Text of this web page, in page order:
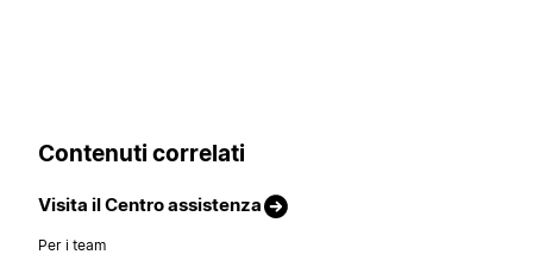
Contenuti correlati
Visita il Centro assistenza
Per i team